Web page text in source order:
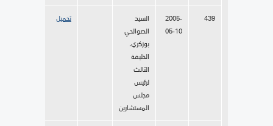
439
2005-
05-10
السيد
الصوالحي
بوزكري،
الخليفة
الثالث
لرئيس
مجلس
المستشارين
تحميل